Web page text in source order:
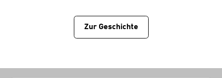
Zur Geschichtе